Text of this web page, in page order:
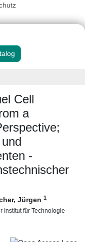
Cell
a
-
Jürgen 1
Institut für Technologie